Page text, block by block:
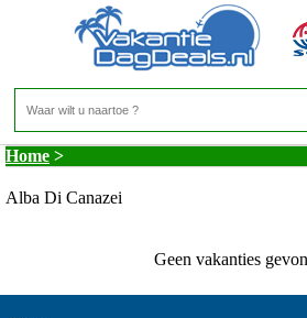
Italie - TRENTINO -
Home >
Alba Di Canazei
Geen vakanties